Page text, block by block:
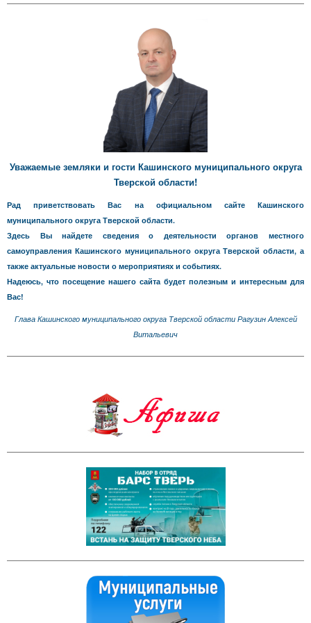
Уважаемые земляки и гости Кашинского муниципального округа
Тверской области!
Рад приветствовать Вас на официальном сайте Кашинского
муниципального округа Тверской области.
Здесь Вы найдете сведения о деятельности органов местного
самоуправления Кашинского муниципального округа Тверской области, а
также актуальные новости о мероприятиях и событиях.
Надеюсь, что посещение нашего сайта будет полезным и интересным для
Вас!
Глава Кашинского муниципального округа Тверской области Рагузин Алексей
Витальевич